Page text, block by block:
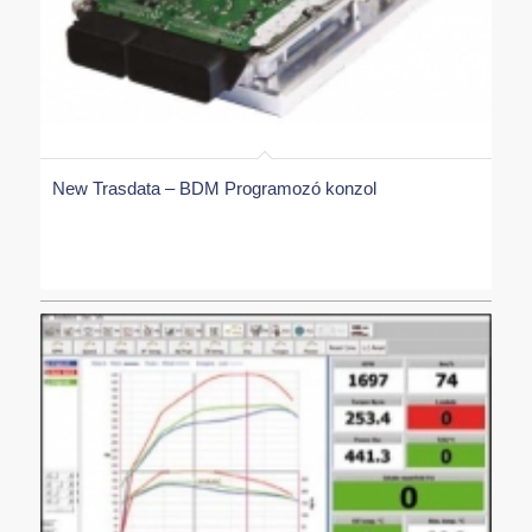
A vezérlőegységben található szoftver a
különböző üzemi körülmények során a
másodperc tört része alatt számolja ki és állítja be
a motor optimális működéséhez szükséges olyan
paramétereket, mint az üzemanyag mennyiség,
turbónyomás, előgyújtás, stb. Ezeknek a
ezeket a jellegmezőket képesek lennénk
megtalálni a szoftverben és szerkeszthető
formában megjeleníteni akkor lehetőség nyílna a
benne tárolt értékek átírásával az erőforrás
működési paramétereit és ezzel az erőforrás
legfontosabb jellemzőit (teljesítmény, nyomaték,
fogyasztás, emissziós értékek) megváltoztatni.
New Trasdata – BDM Programozó konzol